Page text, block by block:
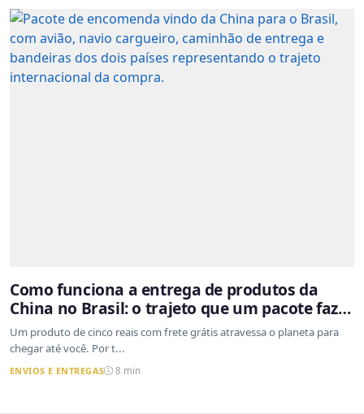
Como funciona a entrega de produtos da
China no Brasil: o trajeto que um pacote faz
do outro lado do mundo até a sua casa
Um produto de cinco reais com frete grátis atravessa o planeta para
chegar até você. Por t...
ENVIOS E ENTREGAS 8 min